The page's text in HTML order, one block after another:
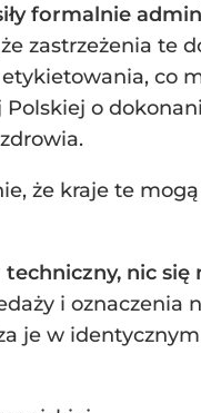
formalnie
zastrzeżenia te
co
Polskiej o
że kraje te
nic się
i oznaczenia
je w